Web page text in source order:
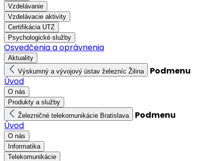
Vzdelávanie
Vzdelávacie aktivity
Certifikácia UTZ
Psychologické služby
Osvedčenia a oprávnenia
Aktuality
Výskumný a vývojový ústav železníc Žilina
Podmenu
Úvod
O nás
Produkty a služby
Železničné telekomunikácie Bratislava
Podmenu
Úvod
O nás
Informatika
Telekomunikácie